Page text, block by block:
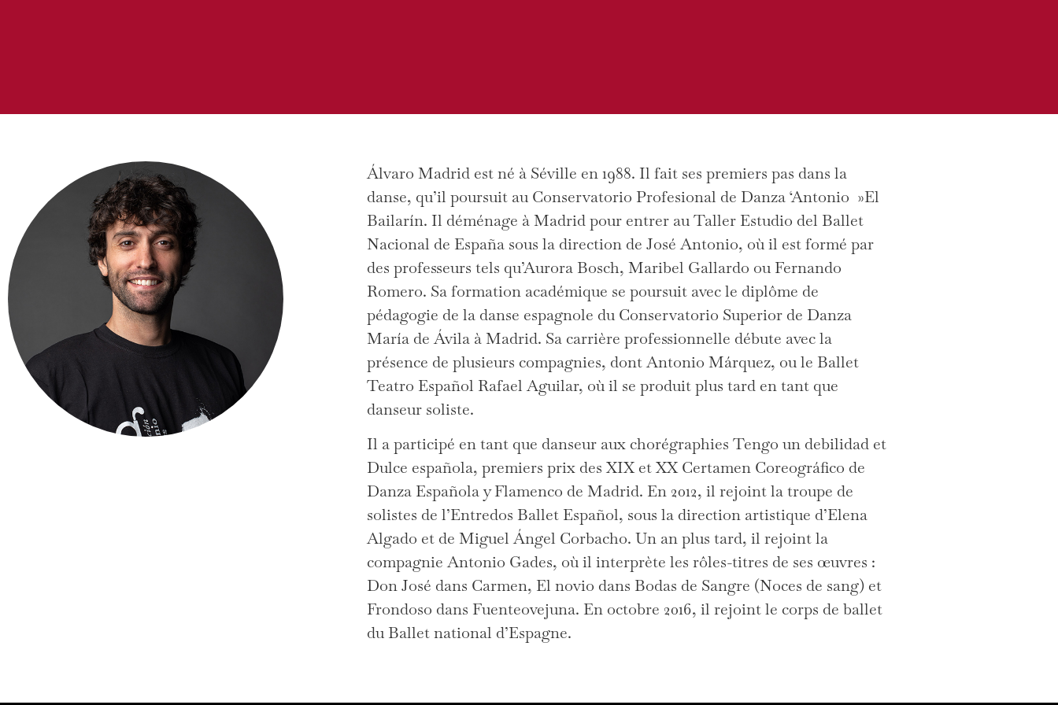
Álvaro Madrid est né à Séville en 1988. Il fait ses premiers pas dans la
danse, qu’il poursuit au Conservatorio Profesional de Danza ‘Antonio »El
Bailarín. Il déménage à Madrid pour entrer au Taller Estudio del Ballet
Nacional de España sous la direction de José Antonio, où il est formé par
des professeurs tels qu’Aurora Bosch, Maribel Gallardo ou Fernando
Romero. Sa formation académique se poursuit avec le diplôme de
pédagogie de la danse espagnole du Conservatorio Superior de Danza
María de Ávila à Madrid. Sa carrière professionnelle débute avec la
présence de plusieurs compagnies, dont Antonio Márquez, ou le Ballet
Teatro Español Rafael Aguilar, où il se produit plus tard en tant que
danseur soliste.
Il a participé en tant que danseur aux chorégraphies Tengo un debilidad et
Dulce española, premiers prix des XIX et XX Certamen Coreográfico de
Danza Española y Flamenco de Madrid. En 2012, il rejoint la troupe de
solistes de l’Entredos Ballet Español, sous la direction artistique d’Elena
Algado et de Miguel Ángel Corbacho. Un an plus tard, il rejoint la
compagnie Antonio Gades, où il interprète les rôles-titres de ses œuvres :
Don José dans Carmen, El novio dans Bodas de Sangre (Noces de sang) et
Frondoso dans Fuenteovejuna. En octobre 2016, il rejoint le corps de ballet
du Ballet national d’Espagne.